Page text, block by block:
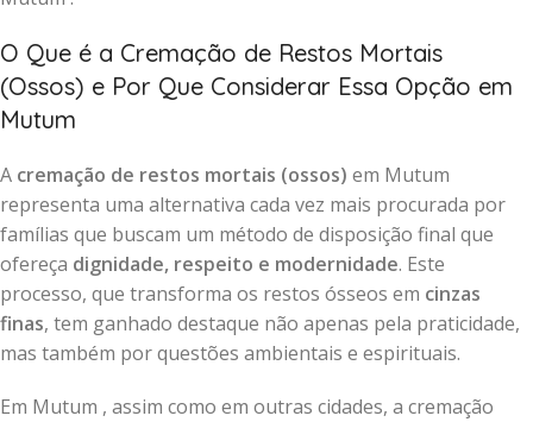
O Que é a Cremação de Restos Mortais
(Ossos) e Por Que Considerar Essa Opção em
Mutum
A cremação de restos mortais (ossos) em Mutum
representa uma alternativa cada vez mais procurada por
famílias que buscam um método de disposição final que
ofereça dignidade, respeito e modernidade. Este
processo, que transforma os restos ósseos em cinzas
finas, tem ganhado destaque não apenas pela praticidade,
mas também por questões ambientais e espirituais.
Em Mutum , assim como em outras cidades, a cremação